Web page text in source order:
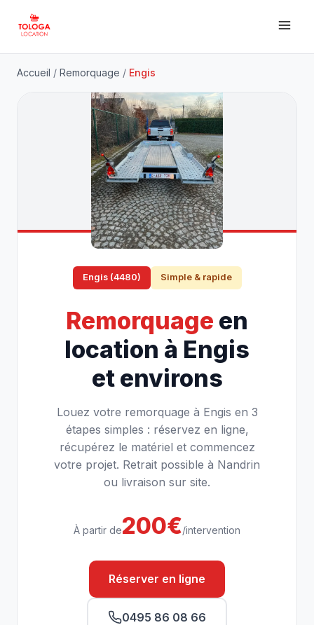
Accueil / Remorquage / Engis
Engis (4480) Simple & rapide
Remorquage en
location à Engis
et environs
Louez votre remorquage à Engis en 3
étapes simples : réservez en ligne,
récupérez le matériel et commencez
votre projet. Retrait possible à Nandrin
ou livraison sur site.
À partir de200€/intervention
Réserver en ligne
0495 86 08 66